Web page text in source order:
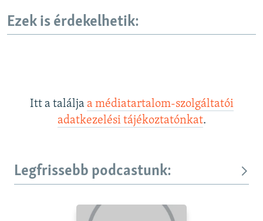
Ezek is érdekelhetik:
Itt a találja a médiatartalom-szolgáltatói
adatkezelési tájékoztatónkat.
Legfrissebb podcastunk: